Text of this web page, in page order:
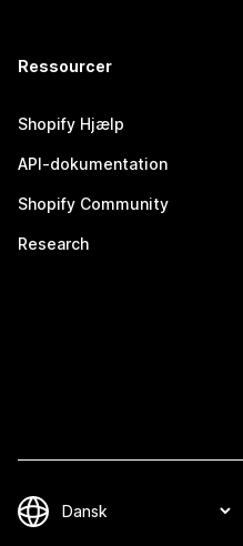
Ressourcer
Shopify Hjælp
API-dokumentation
Shopify Community
Research